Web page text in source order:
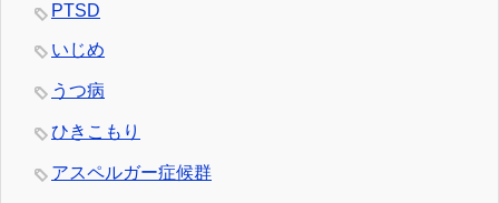
PTSD
いじめ
うつ病
ひきこもり
アスペルガー症候群